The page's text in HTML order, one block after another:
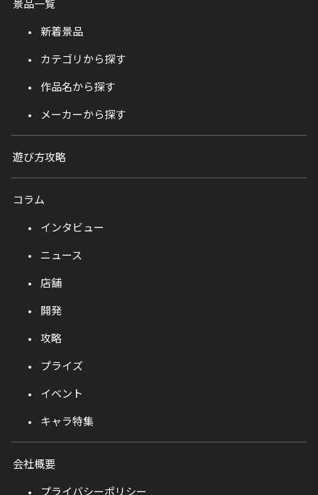
景品一覧
新着景品
カテゴリから探す
作品名から探す
メーカーから探す
遊び方攻略
コラム
インタビュー
ニュース
店舗
開発
攻略
プライズ
イベント
キャラ特集
会社概要
プライバシーポリシー